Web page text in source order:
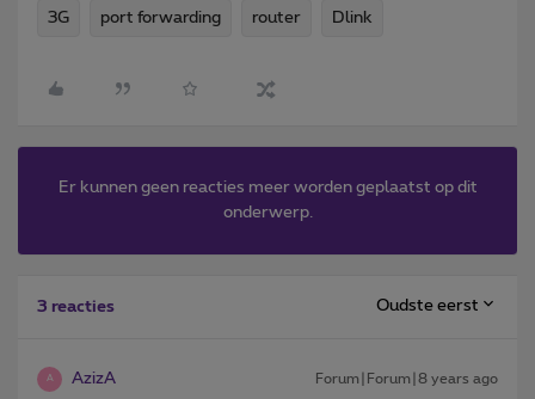
3G port forwarding router Dlink
Er kunnen geen reacties meer worden geplaatst op dit
onderwerp.
3 reacties Oudste eerst
A AzizA Forum|Forum|8 years ago